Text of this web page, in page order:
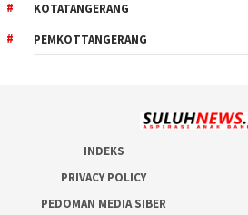
KOTATANGERANG
PEMKOTTANGERANG
INDEKS
PRIVACY POLICY
PEDOMAN MEDIA SIBER